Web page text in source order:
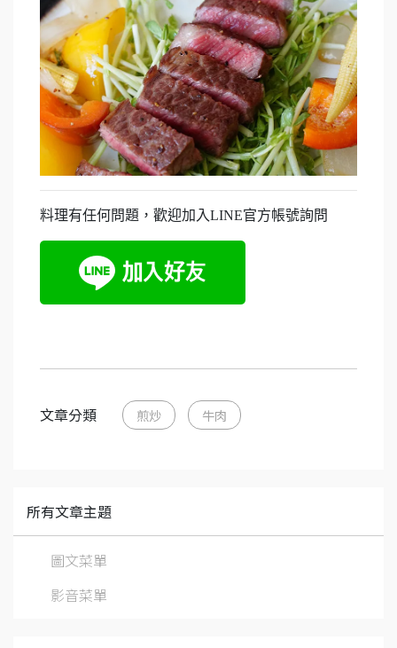
料理有任何問題，歡迎加入LINE官方帳號詢問
文章分類 煎炒 牛肉
所有文章主題
圖文菜單
影音菜單